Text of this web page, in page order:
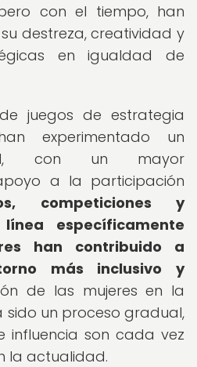
con el tiempo, han
destreza, creatividad y
en igualdad de
juegos de estrategia
experimentado un
con un mayor
a la participación
competiciones y
específicamente
han contribuido a
más inclusivo y
de las mujeres en la
un proceso gradual,
influencia son cada vez
la actualidad.